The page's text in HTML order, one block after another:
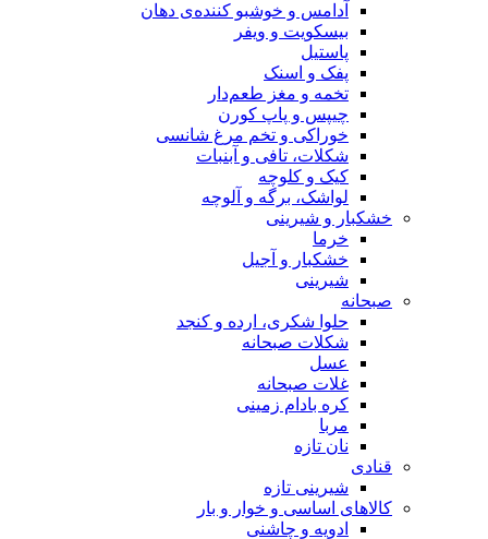
آدامس و خوشبو کننده‌ی دهان
بیسکویت و ویفر
پاستیل
پفک و اسنک
تخمه و مغز طعم‌دار
چیپس و پاپ کورن
خوراکی و تخم مرغ شانسی
شکلات، تافی و آبنبات
کیک و کلوچه
لواشک، برگه و آلوچه
خشکبار و شیرینی
خرما
خشکبار و آجیل
شیرینی
صبحانه
حلوا شکری، ارده و کنجد
شکلات صبحانه
عسل
غلات صبحانه
کره بادام زمینی
مربا
نان تازه
قنادی
شیرینی تازه
کالاهای اساسی و خوار و بار
ادویه و چاشنی